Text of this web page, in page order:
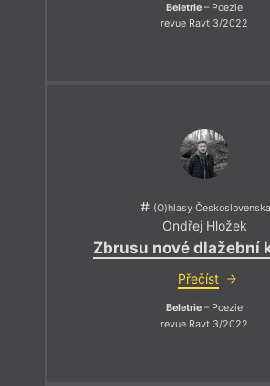
Beletrie – Poezie
revue Ravt 3/2022
(O)hlasy Československa
Ondřej Hložek
Zbrusu nové dlažební
Přečíst
Beletrie – Poezie
revue Ravt 3/2022